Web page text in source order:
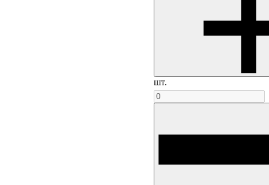
шт.